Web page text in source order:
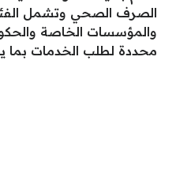
الصرف الصحي وتشمل
والمؤسسات الخاصة
محددة لطلب الخدمات بما